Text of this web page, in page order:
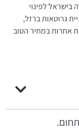
לפינוי
גרוטאות ברזל,
אחרות במחיר הטוב